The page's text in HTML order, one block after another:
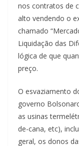
nos contratos de
alto vendendo o
chamado
Liquidação das
lógica de que
preço.
O esvaziamento
governo
as usinas
de-cana, etc),
geral, os donos